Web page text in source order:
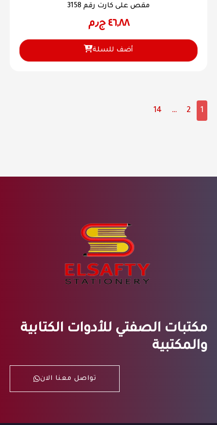
مقص على كارت رقم 3158
٤٦,٨٨ ج٫م
أضف للسلة
1
2
…
14
مكتبات الصفتي للأدوات الكتابية
والمكتبية
تواصل معنا الان